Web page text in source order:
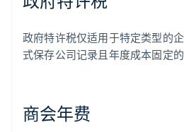
政府特许税仅适用于特定类型的
式保存公司记录且年度成本固定
商会年费